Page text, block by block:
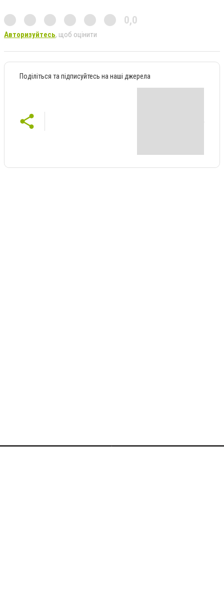
0,0
Авторизуйтесь, щоб оцінити
Поділіться та підписуйтесь на наші джерела